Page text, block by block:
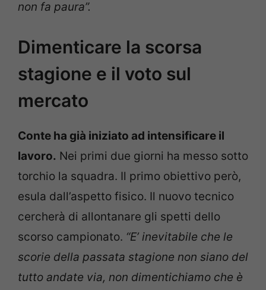
non fa paura”.
Dimenticare la scorsa
stagione e il voto sul
mercato
Conte ha già iniziato ad intensificare il
lavoro. Nei primi due giorni ha messo sotto
torchio la squadra. Il primo obiettivo però,
esula dall’aspetto fisico. Il nuovo tecnico
cercherà di allontanare gli spetti dello
scorso campionato. “E’ inevitabile che le
scorie della passata stagione non siano del
tutto andate via, non dimentichiamo che è